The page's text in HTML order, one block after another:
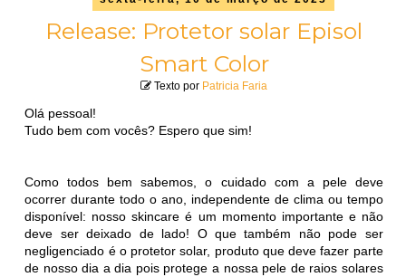
Release: Protetor solar Episol
Smart Color
Texto por Patricia Faria
Olá pessoal!
Tudo bem com vocês? Espero que sim!
Como todos bem sabemos, o cuidado com a pele deve
ocorrer durante todo o ano, independente de clima ou tempo
disponível: nosso skincare é um momento importante e não
deve ser deixado de lado! O que também não pode ser
negligenciado é o protetor solar, produto que deve fazer parte
de nosso dia a dia pois protege a nossa pele de raios solares